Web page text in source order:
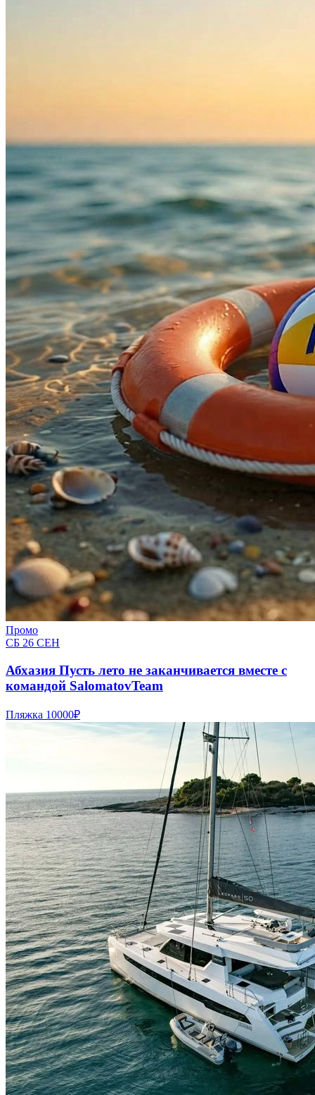
Промо
СБ 26 СЕН
Абхазия Пусть лето не заканчивается вместе с
командой SalomatovTeam
Пляжка 10000₽